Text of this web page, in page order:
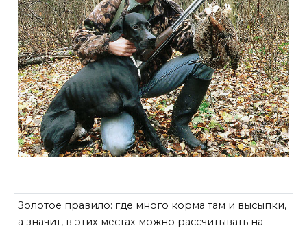
Золотое правило: где много корма там и высыпки,
а значит, в этих местах можно рассчитывать на